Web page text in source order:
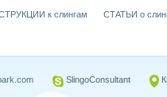
к слингам СТАТЬИ о
SlingoConsultant